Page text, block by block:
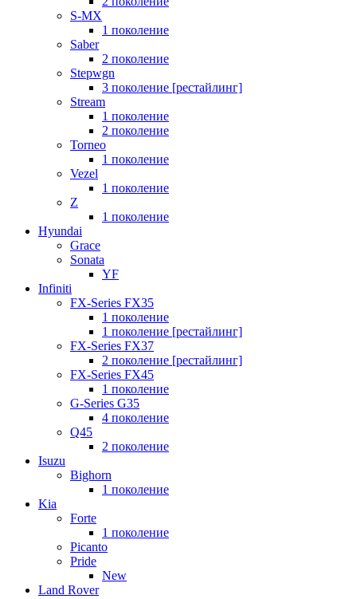
S-MX
1 поколение
Saber
2 поколение
Stepwgn
3 поколение [рестайлинг]
Stream
1 поколение
2 поколение
Torneo
1 поколение
Vezel
1 поколение
Z
1 поколение
Hyundai
Grace
Sonata
YF
Infiniti
FX-Series FX35
1 поколение
1 поколение [рестайлинг]
FX-Series FX37
2 поколение [рестайлинг]
FX-Series FX45
1 поколение
G-Series G35
4 поколение
Q45
2 поколение
Isuzu
Bighorn
1 поколение
Kia
Forte
1 поколение
Picanto
Pride
New
Land Rover